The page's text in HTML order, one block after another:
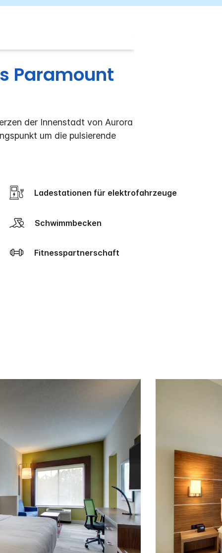
Paramount
der Innenstadt von Aurora
um die pulsierende
Ladestationen für elektrofahrzeuge
Schwimmbecken
Fitnesspartnerschaft